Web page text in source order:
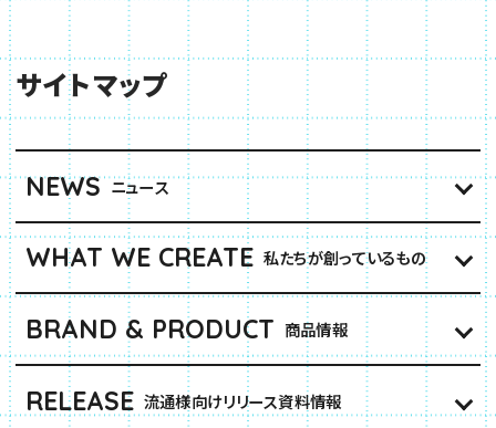
サイトマップ
NEWS ニュース
WHAT WE CREATE 私たちが創っているもの
BRAND & PRODUCT 商品情報
RELEASE 流通様向けリリース資料情報